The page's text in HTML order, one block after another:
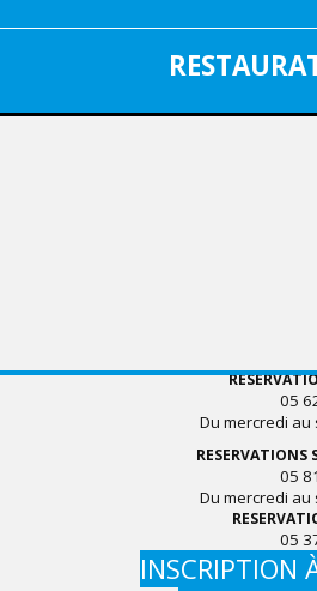
05
Du mercredi au
RESERVATIONS
05
Du mercredi au
05
INSCRIPTION